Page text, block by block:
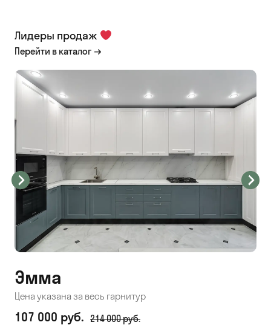
Лидеры продаж
Перейти в каталог
Эмма
Цена указана за весь гарнитур
107 000 руб. 214 000 руб.